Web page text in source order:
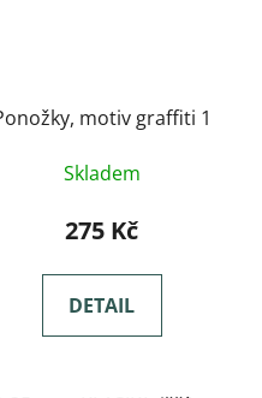
motiv graffiti 1
Skladem
275 Kč
DETAIL